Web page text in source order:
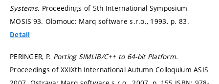
Systems. Proceedings of 5th International Symposium
MOSIS'93. Olomouc: Marq software s.r.o., 1993. p. 83.
Detail
PERINGER, P. Porting SIMLIB/C++ to 64-bit Platform.
Proceedings of XXIXth International Autumn Colloquium ASIS